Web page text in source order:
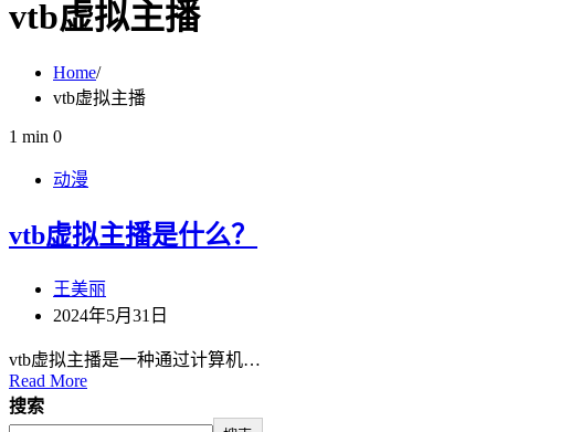
vtb虚拟主播
Home
vtb虚拟主播
1 min 0
动漫
vtb虚拟主播是什么？
王美丽
2024年5月31日
vtb虚拟主播是一种通过计算机…
Read More
搜索